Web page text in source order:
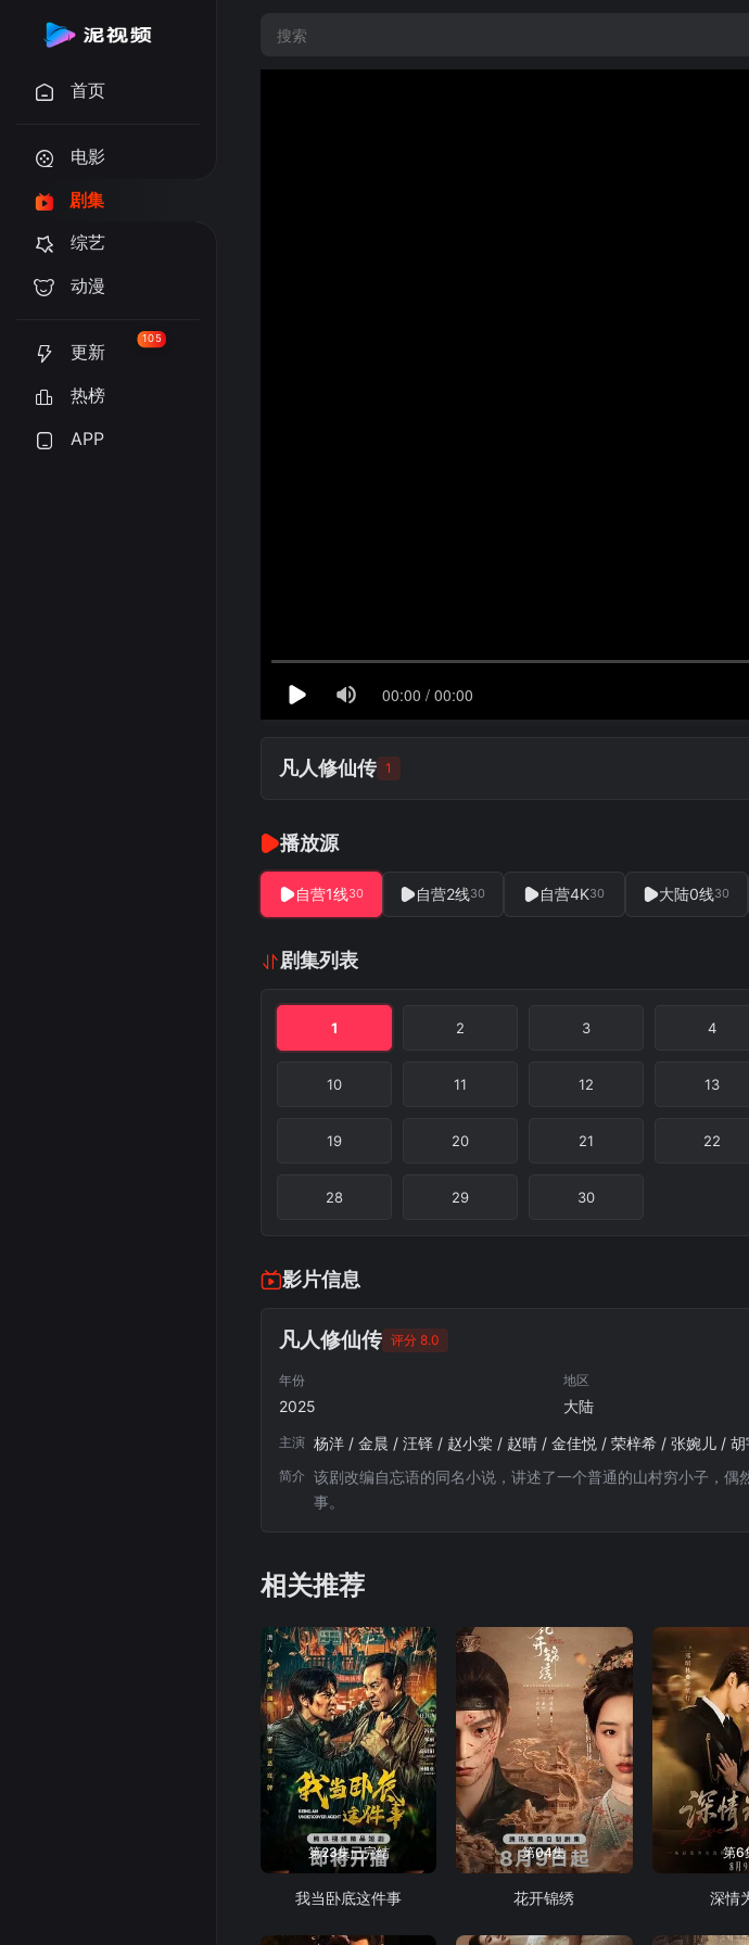
首页
电影
剧集
综艺
动漫
更新
105
热榜
APP
凡人修仙传 1
播放源
自营1线30 自营2线30 自营4K30 大陆0线30
剧集列表
1 2 3 4
10 11 12 13
19 20 21 22
28 29 30
影片信息
凡人修仙传 评分 8.0
年份
2025
地区
大陆
主演
简介 该剧改编自忘语的同名小说，讲述了一个普通的山村穷小子，
事。
相关推荐
第23集已完结
我当卧底这件事
第04集
花开锦绣
第6
深情